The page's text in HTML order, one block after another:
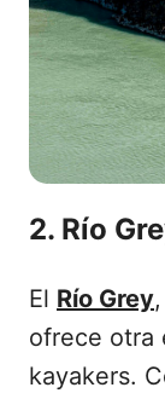
2. Río
El Río Grey
ofrece otra
kayakers.